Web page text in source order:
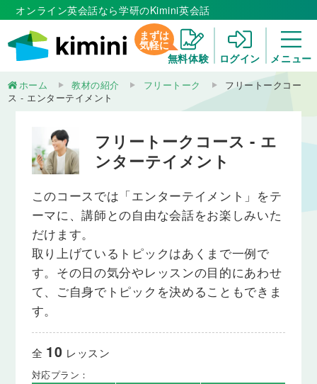
オンライン英会話なら学研のKimini英会話
まずは
気軽に
無料体験
ログイン メニュー
ホーム 教材の紹介 フリートーク
フリートークコー
ス - エンターテイメント
フリートークコース - エ
ンターテイメント
このコースでは「エンターテイメント」をテ
ーマに、講師との自由な会話をお楽しみいた
だけます。
取り上げているトピックはあくまで一例で
す。その日の気分やレッスンの目的にあわせ
て、ご自身でトピックを決めることもできま
す。
全 10 レッスン
対応プラン：